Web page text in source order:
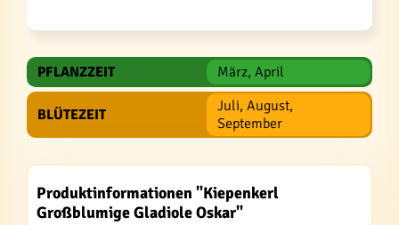
PFLANZZEIT März, April
BLÜTEZEIT
Juli, August,
September
Produktinformationen "Kiepenkerl
Großblumige Gladiole Oskar"